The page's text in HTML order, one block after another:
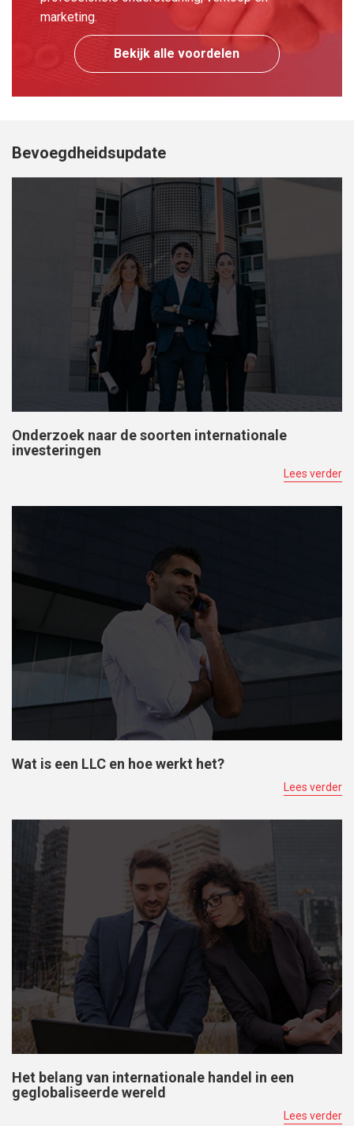
marketing.
Bekijk alle voordelen
Bevoegdheidsupdate
Onderzoek naar de soorten internationale
investeringen
Lees verder
Wat is een LLC en hoe werkt het?
Lees verder
Het belang van internationale handel in een
geglobaliseerde wereld
Lees verder